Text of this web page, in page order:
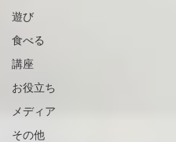
遊び
食べる
講座
お役立ち
メディア
その他